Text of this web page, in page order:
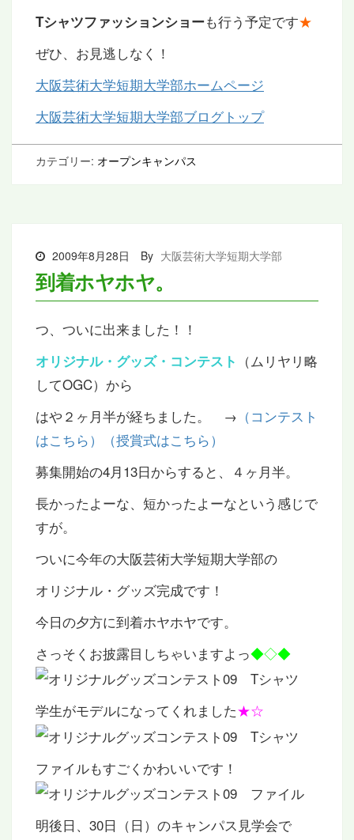
Tシャツファッションショーも行う予定です★
ぜひ、お見逃しなく！
大阪芸術大学短期大学部ホームページ
大阪芸術大学短期大学部ブログトップ
カテゴリー: オープンキャンパス
2009年8月28日 By 大阪芸術大学短期大学部
到着ホヤホヤ。
つ、ついに出来ました！！
オリジナル・グッズ・コンテスト （ムリヤリ略
してOGC）から
はや２ヶ月半が経ちました。 → （コンテスト
はこちら）
（授賞式はこちら）
募集開始の4月13日からすると、４ヶ月半。
長かったよーな、短かったよーなという感じで
すが。
ついに今年の大阪芸術大学短期大学部の
オリジナル・グッズ完成です！
今日の夕方に到着ホヤホヤです。
さっそくお披露目しちゃいますよっ◆◇◆
学生がモデルになってくれました★☆
ファイルもすごくかわいいです！
明後日、30日（日）のキャンパス見学会で